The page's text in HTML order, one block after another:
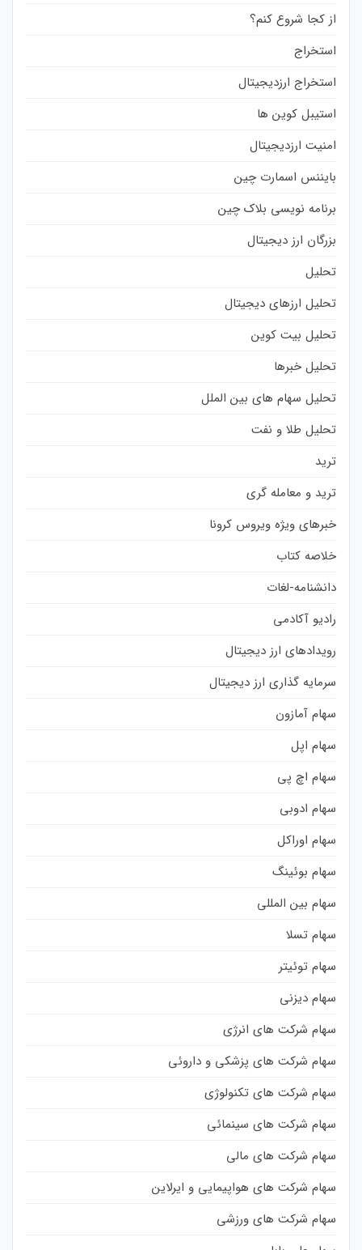
از کجا شروع کنم؟
استخراج
استخراج ارزدیجیتال
استیبل کوین ها
امنیت ارزدیجیتال
بایننس اسمارت چین
برنامه نویسی بلاک چین
بزرگان ارز دیجیتال
تحلیل
تحلیل ارزهای دیجیتال
تحلیل بیت کوین
تحلیل خبرها
تحلیل سهام های بین الملل
تحلیل طلا و نفت
ترید
ترید و معامله گری
خبرهای ویژه ویروس کرونا
خلاصه کتاب
دانشنامه-لغات
رادیو آکادمی
رویدادهای ارز دیجیتال
سرمایه گذاری ارز دیجیتال
سهام آمازون
سهام اپل
سهام اچ پی
سهام ادوبی
سهام اوراکل
سهام بوئینگ
سهام بین المللی
سهام تسلا
سهام توئیتر
سهام دیزنی
سهام شرکت های انرژی
سهام شرکت های پزشکی و داروئی
سهام شرکت های تکنولوژی
سهام شرکت های سینمائی
سهام شرکت های مالی
سهام شرکت های هواپیمایی و ایرلاین
سهام شرکت های ورزشی